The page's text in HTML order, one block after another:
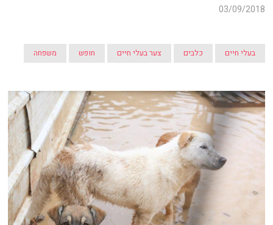
03/09/2018
בעלי חיים כלבים צער בעלי חיים חופש משפחה